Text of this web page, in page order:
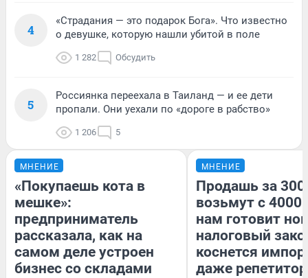
4
«Страдания — это подарок Бога». Что известно
о девушке, которую нашли убитой в поле
1 282 Обсудить
5
Россиянка переехала в Таиланд — и ее дети
пропали. Они уехали по «дороге в рабство»
1 206 5
МНЕНИЕ
«Покупаешь кота в
мешке»:
предприниматель
рассказала, как на
самом деле устроен
бизнес со складами
МНЕНИЕ
Продашь за
возьмут с
нам готовит
налоговый
коснется
даже